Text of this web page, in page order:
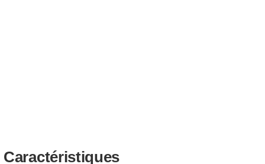
Caractéristiques